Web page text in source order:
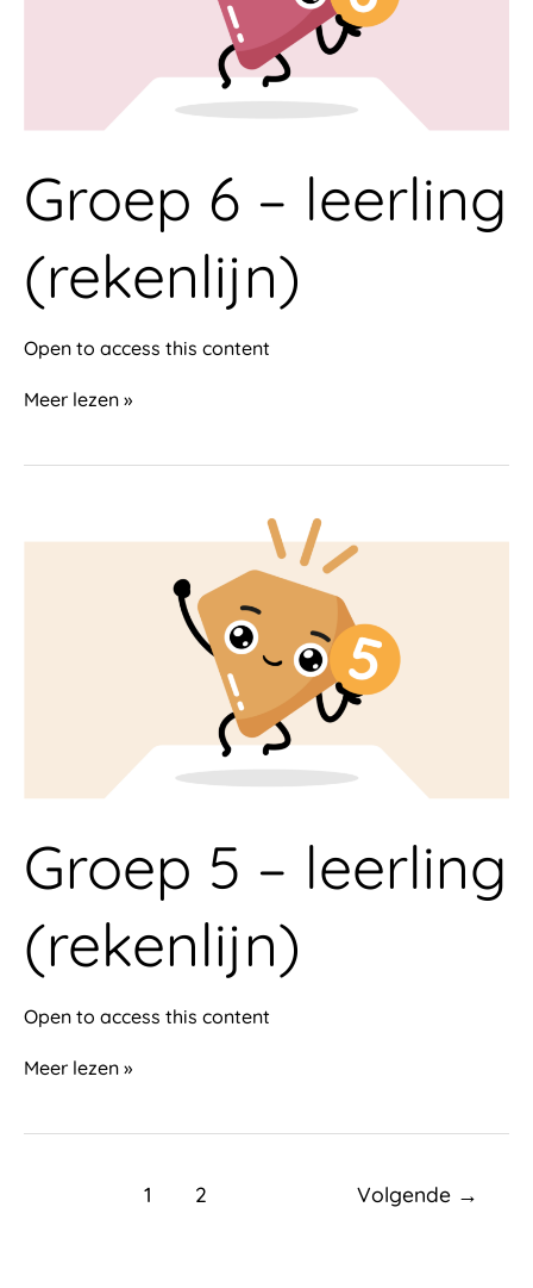
Groep 6 – leerling
(rekenlijn)
Open to access this content
Meer lezen »
Groep 5 – leerling
(rekenlijn)
Open to access this content
5
Meer lezen »
1 2 Volgende →